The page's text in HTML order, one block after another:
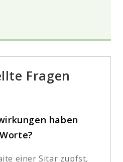
Fragen
haben
einer Sitar zupfst,